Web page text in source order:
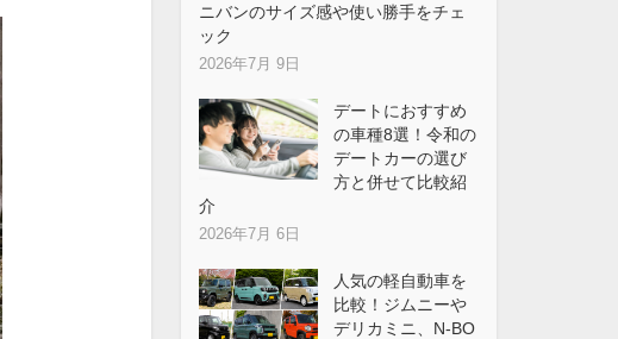
ニバンのサイズ感や使い勝手をチェ
ック
2026年7月 9日
デートにおすすめ
の車種8選！令和の
デートカーの選び
方と併せて比較紹
介
2026年7月 6日
人気の軽自動車を
比較！ジムニーや
デリカミニ、N-BO